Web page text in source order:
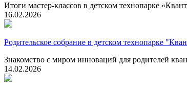
Итоги мастер-классов в детском технопарке
16.02.2026
Родительское собрание в детском технопарке
Знакомство с миром инноваций для родителей
14.02.2026